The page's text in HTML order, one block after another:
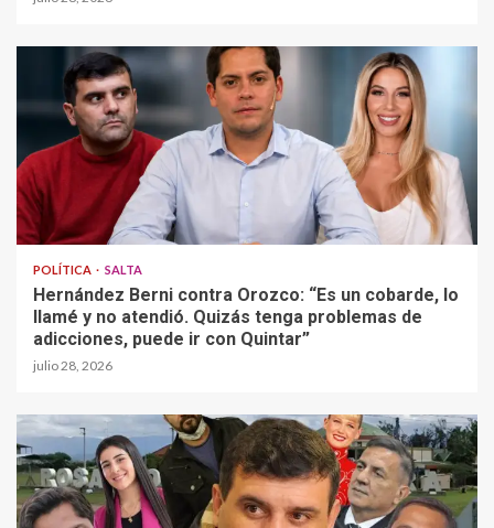
POLÍTICA SALTA
Hernández Berni contra Orozco: “Es un cobarde, lo
llamé y no atendió. Quizás tenga problemas de
adicciones, puede ir con Quintar”
julio 28, 2026